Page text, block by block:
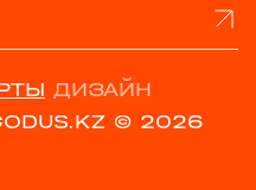
ДИЗАЙН
© 2026